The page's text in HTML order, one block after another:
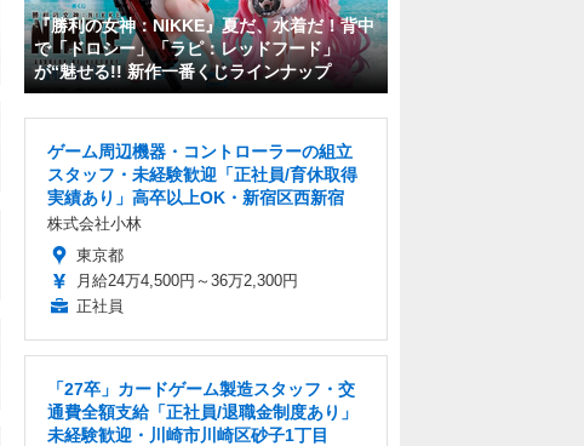
『勝利の女神：NIKKE』夏だ、水着だ！背中
で「ドロシー」「ラピ：レッドフード」
が“魅せる!! 新作一番くじラインナップ
ゲーム周辺機器・コントローラーの組立
スタッフ・未経験歓迎「正社員/育休取得
実績あり」高卒以上OK・新宿区西新宿
株式会社小林
東京都
月給24万4,500円～36万2,300円
正社員
「27卒」カードゲーム製造スタッフ・交
通費全額支給「正社員/退職金制度あり」
未経験歓迎・川崎市川崎区砂子1丁目